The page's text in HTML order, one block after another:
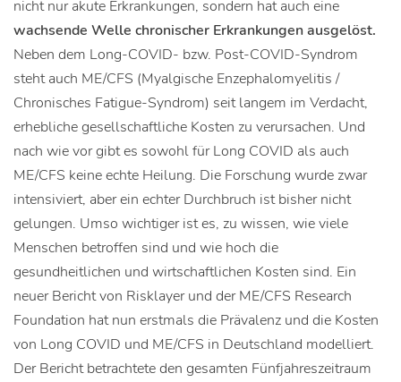
nicht nur akute Erkrankungen, sondern hat auch eine
wachsende Welle chronischer Erkrankungen ausgelöst.
Neben dem Long-COVID- bzw. Post-COVID-Syndrom
steht auch ME/CFS (Myalgische Enzephalomyelitis /
Chronisches Fatigue-Syndrom) seit langem im Verdacht,
erhebliche gesellschaftliche Kosten zu verursachen. Und
nach wie vor gibt es sowohl für Long COVID als auch
ME/CFS keine echte Heilung. Die Forschung wurde zwar
intensiviert, aber ein echter Durchbruch ist bisher nicht
gelungen. Umso wichtiger ist es, zu wissen, wie viele
Menschen betroffen sind und wie hoch die
gesundheitlichen und wirtschaftlichen Kosten sind. Ein
neuer Bericht von Risklayer und der ME/CFS Research
Foundation hat nun erstmals die Prävalenz und die Kosten
von Long COVID und ME/CFS in Deutschland modelliert.
Der Bericht betrachtete den gesamten Fünfjahreszeitraum